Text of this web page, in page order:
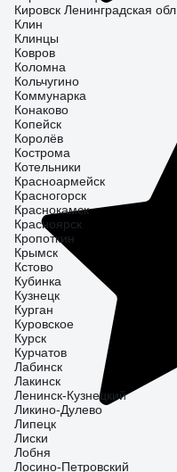
Кировск Ленинградская обл.
Клин
Клинцы
Ковров
Коломна
Кольчугино
Коммунарка
Конаково
Копейск
Королёв
Кострома
Котельники
Красноармейск
Красногорск
Краснокамск
Красноярск
Кропоткин
Крымск
Кстово
Кубинка
Кузнецк
Курган
Куровское
Курск
Курчатов
Лабинск
Лакинск
Ленинск-Кузнецкий
Ликино-Дулево
Липецк
Лиски
Лобня
Лосино-Петровский